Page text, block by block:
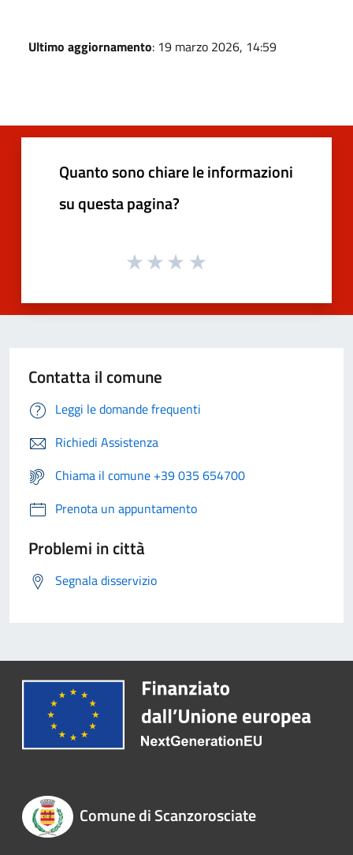
Ultimo aggiornamento: 19 marzo 2026, 14:59
Quanto sono chiare le informazioni
su questa pagina?
Contatta il comune
Leggi le domande frequenti
Richiedi Assistenza
Chiama il comune +39 035 654700
Prenota un appuntamento
Problemi in città
Segnala disservizio
Comune di Scanzorosciate